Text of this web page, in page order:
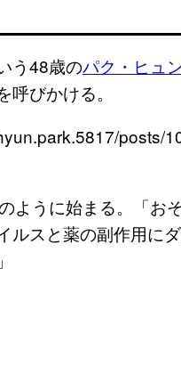
う48歳のパク・ヒュ
びかける。
posts/
ように始まる。「お
ルスと薬の副作用に